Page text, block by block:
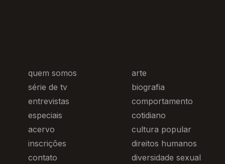
quem somos
série de tv
entrevistas
especiais
acervo
inscrições
contato
arte
biografia
comportamento
cotidiano
cultura popular
direitos humanos
diversidade sexual